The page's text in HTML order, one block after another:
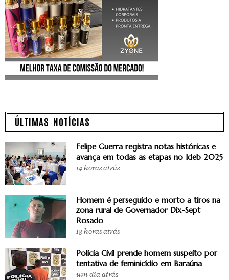
ÚLTIMAS NOTÍCIAS
Felipe Guerra registra notas históricas e
avança em todas as etapas no Ideb 2025
14 horas atrás
Homem é perseguido e morto a tiros na
zona rural de Governador Dix-Sept
Rosado
18 horas atrás
Polícia Civil prende homem suspeito por
tentativa de feminicídio em Baraúna
um dia atrás